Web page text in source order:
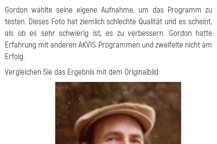
Gordon wählte seine eigene Aufnahme, um das Programm zu
testen. Dieses Foto hat ziemlich schlechte Qualität und es scheint,
als ob es sehr schwierig ist, es zu verbessern. Gordon hatte
Erfahrung mit anderen AKVIS Programmen und zweifelte nicht am
Erfolg.
Vergleichen Sie das Ergebnis mit dem Originalbild: